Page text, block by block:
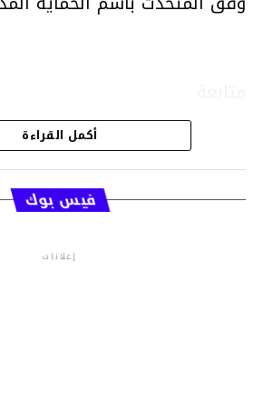
قسم الاخبار
أكمل القراءة
فيس بوك
إعلانات